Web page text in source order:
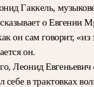
Гаккель,
о Евгении
он сам говорит,
он.
Леонид
себе в трактовках